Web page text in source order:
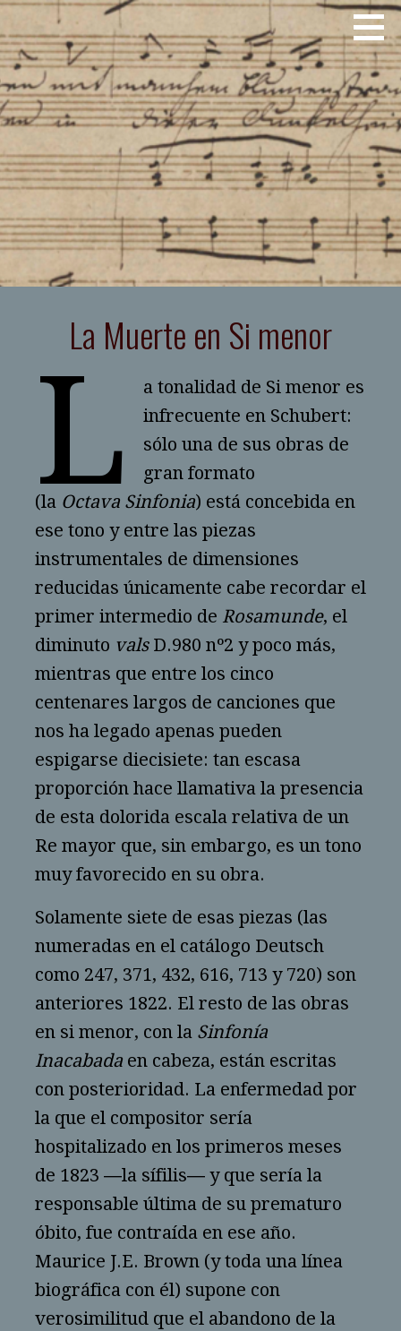
Saltar
al
contenido
JOSE LUIS TELLEZ
La Muerte en Si menor
L
a tonalidad de Si menor es
infrecuente en Schubert:
sólo una de sus obras de
gran formato
(la Octava Sinfonia) está concebida en
ese tono y entre las piezas
instrumentales de dimensiones
reducidas únicamente cabe recordar el
primer intermedio de Rosamunde, el
diminuto valsD.980 nº2 y poco más,
mientras que entre los cinco
centenares largos de canciones que
nos ha legado apenas pueden
espigarse diecisiete: tan escasa
proporción hace llamativa la presencia
de esta dolorida escala relativa de un
Re mayor que, sin embargo, es un tono
muy favorecido en su obra.
Solamente siete de esas piezas (las
numeradas en el catálogo Deutsch
como 247, 371, 432, 616, 713 y 720) son
anteriores 1822. El resto de las obras
en si menor, con la Sinfonía
Inacabada en cabeza, están escritas
con posterioridad. La enfermedad por
la que el compositor sería
hospitalizado en los primeros meses
de 1823 ―la sífilis― y que sería la
responsable última de su prematuro
óbito, fue contraída en ese año.
Maurice J.E. Brown (y toda una línea
biográfica con él) supone con
verosimilitud que el abandono de la